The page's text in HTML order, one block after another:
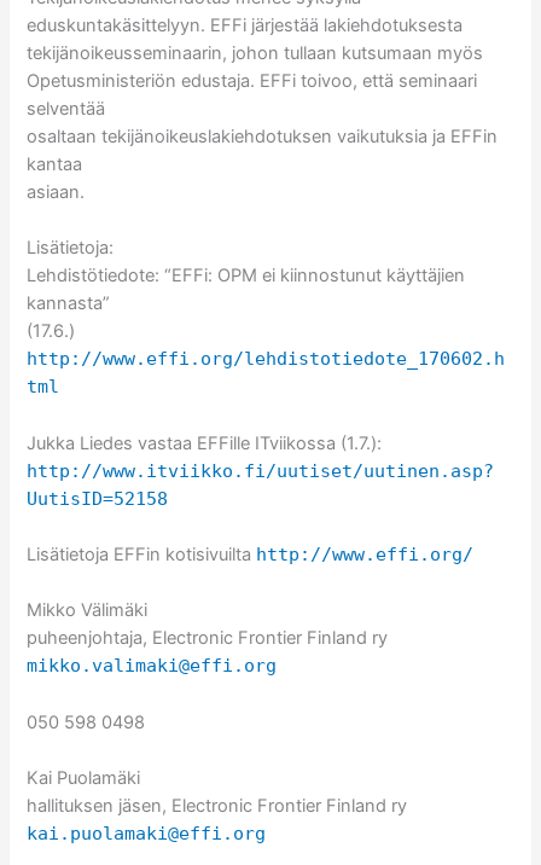
eduskuntakäsittelyyn. EFFi järjestää lakiehdotuksesta
tekijänoikeusseminaarin, johon tullaan kutsumaan myös
Opetusministeriön edustaja. EFFi toivoo, että seminaari
selventää
osaltaan tekijänoikeuslakiehdotuksen vaikutuksia ja EFFin
kantaa
asiaan.
Lisätietoja:
Lehdistötiedote: “EFFi: OPM ei kiinnostunut käyttäjien
kannasta”
(17.6.)
http://www.effi.org/lehdistotiedote_170602.h
tml
Jukka Liedes vastaa EFFille ITviikossa (1.7.):
http://www.itviikko.fi/uutiset/uutinen.asp?
UutisID=52158
Lisätietoja EFFin kotisivuilta http://www.effi.org/
Mikko Välimäki
puheenjohtaja, Electronic Frontier Finland ry
mikko.valimaki@effi.org
050 598 0498
Kai Puolamäki
hallituksen jäsen, Electronic Frontier Finland ry
kai.puolamaki@effi.org